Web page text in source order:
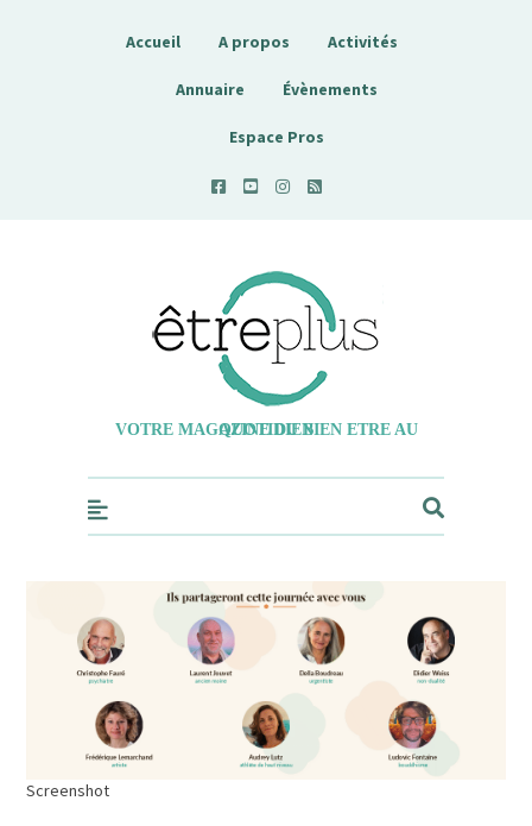
Accueil A propos Activités
Annuaire Évènements
Espace Pros
Etreplus
VOTRE MAGAZINE DU BIEN ETRE AU QUOTIDIEN
Screenshot